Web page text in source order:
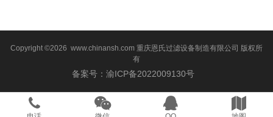
Copyright ©2026 www.chinansh.com 重庆恩氏过滤设备制造有限公司 版权所
有
备案号：渝ICP备2022009130号